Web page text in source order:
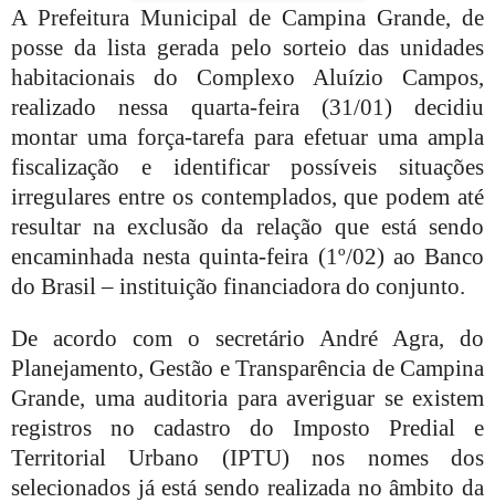
A Prefeitura Municipal de Campina Grande, de
posse da lista gerada pelo sorteio das unidades
habitacionais do Complexo Aluízio Campos,
realizado nessa quarta-feira (31/01) decidiu
montar uma força-tarefa para efetuar uma ampla
fiscalização e identificar possíveis situações
irregulares entre os contemplados, que podem até
resultar na exclusão da relação que está sendo
encaminhada nesta quinta-feira (1º/02) ao Banco
do Brasil – instituição financiadora do conjunto.
De acordo com o secretário André Agra, do
Planejamento, Gestão e Transparência de Campina
Grande, uma auditoria para averiguar se existem
registros no cadastro do Imposto Predial e
Territorial Urbano (IPTU) nos nomes dos
selecionados já está sendo realizada no âmbito da